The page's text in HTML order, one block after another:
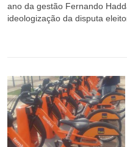
ano da gestão Fernando
ideologização da disputa